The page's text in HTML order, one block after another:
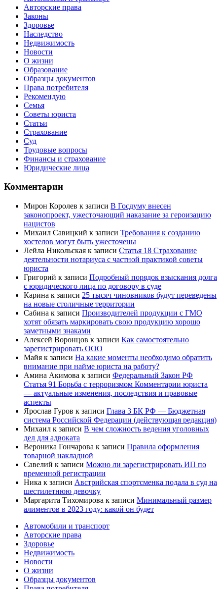
Авторские права
Законы
Здоровье
Наследство
Недвижимость
Новости
О жизни
Образование
Образцы документов
Права потребителя
Рекомендую
Семья
Советы юриста
Статьи
Страхование
Суд
Трудовые вопросы
Финансы и страхование
Юридические лица
Комментарии
Мирон Королев к записи В Госдуму внесен
законопроект, ужесточающий наказание за героизацию
нацистов
Михаил Савицкий к записи Требования к созданию
хостелов могут быть ужесточены
Лейла Никольская к записи Статья 18 Страхование
деятельности нотариуса с частной практикой советы
юриста
Григорий к записи Подробный порядок взыскания долга
с юридического лица по договору в суде
Карина к записи 25 тысяч чиновников будут переведены
на новые столичные территории
Сабина к записи Производителей продукции с ГМО
хотят обязать маркировать свою продукцию хорошо
заметными знаками
Алексей Воронцов к записи Как самостоятельно
зарегистрировать ООО
Майя к записи На какие моменты необходимо обратить
внимание при найме юриста на работу?
Амина Акимова к записи Федеральный Закон РФ
Статья 91 Борьба с терроризмом Комментарии юриста
— актуальные изменения, последствия и правовые
аспекты
Ярослав Гуров к записи Глава 3 БК РФ — Бюджетная
система Российской Федерации (действующая редакция)
Михаил к записи В чем сложность ведения уголовных
дел для адвоката
Вероника Гончарова к записи Правила оформления
товарной накладной
Савелий к записи Можно ли зарегистрировать ИП по
временной регистрации
Ника к записи Австрийская спортсменка подала в суд на
шестилетнюю девочку
Маргарита Тихомирова к записи Минимальный размер
алиментов в 2023 году: какой он будет
Автомобили и транспорт
Авторские права
Здоровье
Недвижимость
Новости
О жизни
Образцы документов